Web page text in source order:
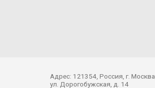
Адрес: 121354, Россия, г. Москва,
ул. Дорогобужская, д. 14